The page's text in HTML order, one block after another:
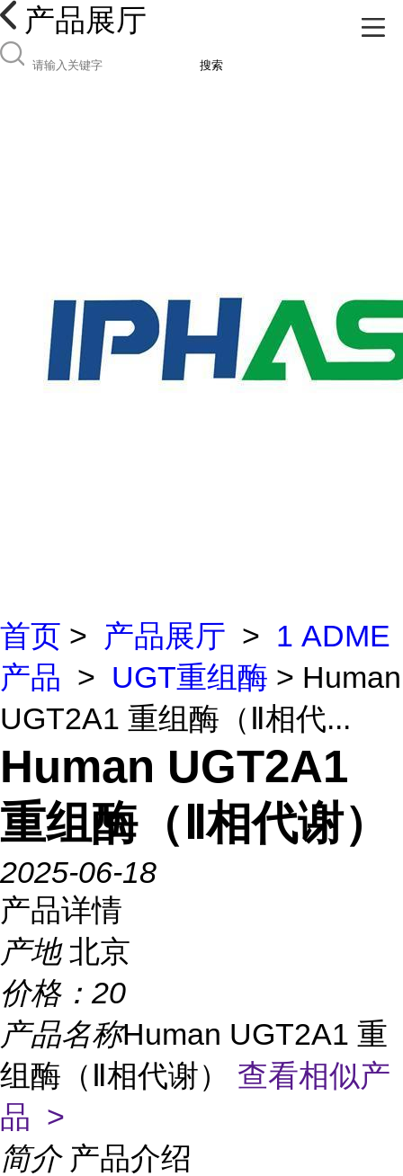
产品展厅
搜索
首页 > 产品展厅 > 1 ADME
产品 > UGT重组酶 > Human
UGT2A1 重组酶（Ⅱ相代...
Human UGT2A1
重组酶（Ⅱ相代谢）
2025-06-18
产品详情
产地 北京
价格： 20
产品名称Human UGT2A1 重
组酶（Ⅱ相代谢） 查看相似产
品 >
简介 产品介绍